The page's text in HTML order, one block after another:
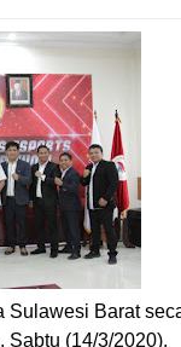
Sulawesi Barat
Sabtu (14/3/2020).